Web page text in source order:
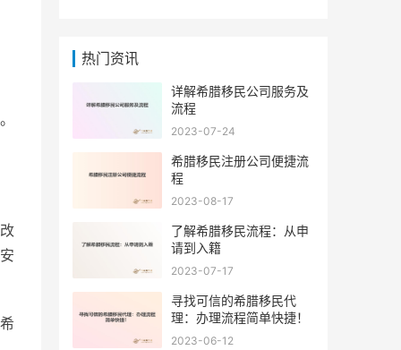
热门资讯
详解希腊移民公司服务及
流程
2023-07-24
希腊移民注册公司便捷流
程
2023-08-17
了解希腊移民流程：从申
请到入籍
2023-07-17
寻找可信的希腊移民代
理：办理流程简单快捷！
2023-06-12